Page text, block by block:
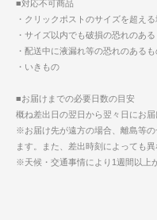
■対応不可商品
・クリックポストのサイズを超え
・サイズ以内でも破損の恐れのあ
・配送中に液漏れ等の恐れのある
・いきもの
■お届けまでの必要日数の目安
概ね差出日の翌日から翌々日にお届
※お届け先が遠方の場合、離島等
ます。また、差出時刻によっても異
※天候・交通事情により1週間以上